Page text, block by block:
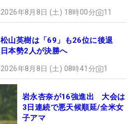
2026年8月8日 (土) 18時00分 11
松山英樹は「69」も26位に後退
日本勢2人が決勝へ
2026年8月8日 (土) 08時41分 1
岩永杏奈が16強進出 大会は
3日連続で悪天候順延/全米女
子アマ